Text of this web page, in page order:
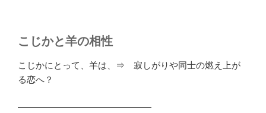
こじかと羊の相性
こじかにとって、羊は、⇒ 寂しがりや同士の燃え上が
る恋へ？
―――――――――――――――